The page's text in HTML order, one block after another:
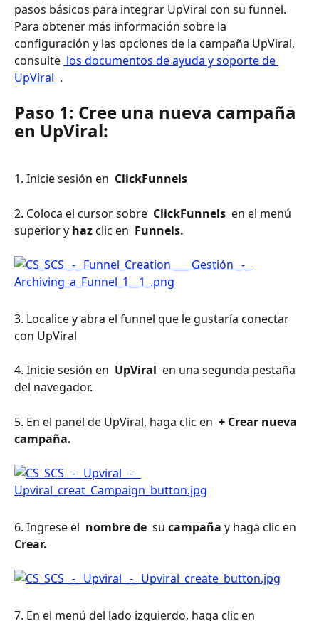
pasos básicos para integrar UpViral con su funnel.
Para obtener más información sobre la
configuración y las opciones de la campaña UpViral,
consulte los documentos de ayuda y soporte de
UpViral .
Paso 1: Cree una nueva campaña
en UpViral:
1. Inicie sesión en ClickFunnels
2. Coloca el cursor sobre ClickFunnels en el menú
superior y haz clic en Funnels.
3. Localice y abra el funnel que le gustaría conectar
con UpViral
4. Inicie sesión en UpViral en una segunda pestaña
del navegador.
5. En el panel de UpViral, haga clic en + Crear nueva
campaña.
6. Ingrese el nombre de su campaña y haga clic en
Crear.
7. En el menú del lado izquierdo, haga clic en